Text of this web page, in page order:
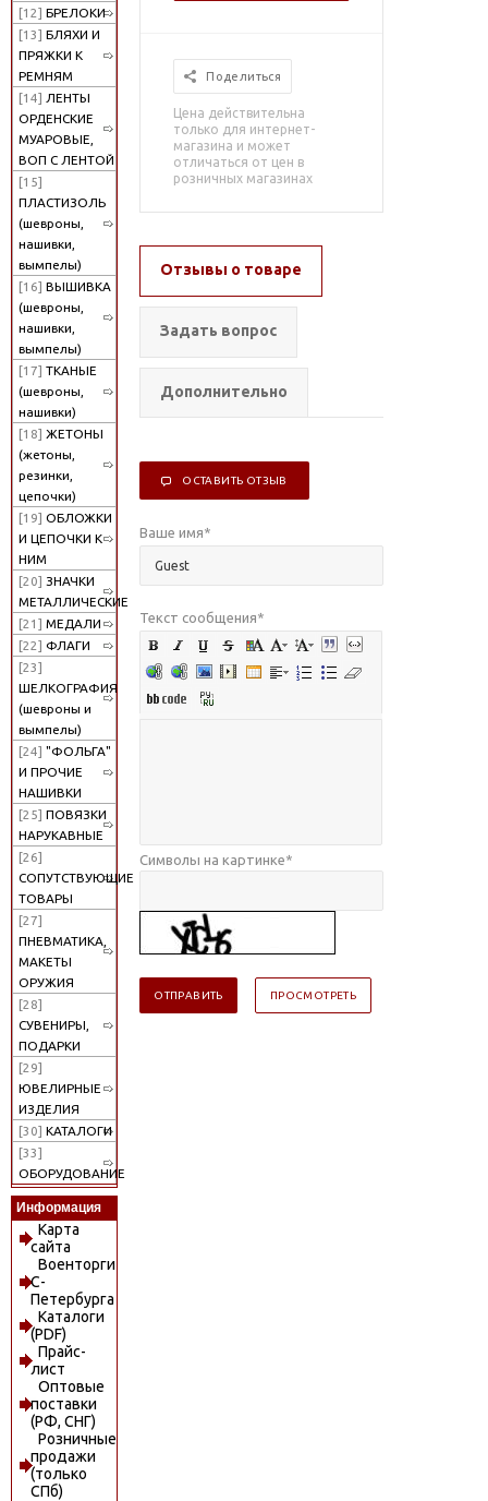
[12] БРЕЛОКИ
[13] БЛЯХИ И
ПРЯЖКИ К
РЕМНЯМ
[14] ЛЕНТЫ
ОРДЕНСКИЕ
МУАРОВЫЕ,
ВОП С ЛЕНТОЙ
[15]
ПЛАСТИЗОЛЬ
(шевроны,
нашивки,
вымпелы)
[16] ВЫШИВКА
(шевроны,
нашивки,
вымпелы)
[17] ТКАНЫЕ
(шевроны,
нашивки)
[18] ЖЕТОНЫ
(жетоны,
резинки,
цепочки)
[19] ОБЛОЖКИ
И ЦЕПОЧКИ К
НИМ
[20] ЗНАЧКИ
МЕТАЛЛИЧЕСКИЕ
[21] МЕДАЛИ
[22] ФЛАГИ
[23]
ШЕЛКОГРАФИЯ
(шевроны и
вымпелы)
[24] "ФОЛЬГА"
И ПРОЧИЕ
НАШИВКИ
[25] ПОВЯЗКИ
НАРУКАВНЫЕ
[26]
СОПУТСТВУЮЩИЕ
ТОВАРЫ
[27]
ПНЕВМАТИКА,
МАКЕТЫ
ОРУЖИЯ
[28]
СУВЕНИРЫ,
ПОДАРКИ
[29]
ЮВЕЛИРНЫЕ
ИЗДЕЛИЯ
[30] КАТАЛОГИ
[33]
ОБОРУДОВАНИЕ
Информация
Карта
сайта
Военторги
С-
Петербурга
Каталоги
(PDF)
Прайс-
лист
Оптовые
поставки
(РФ, СНГ)
Розничные
продажи
(только
СПб)
Поделиться
Цена действительна
только для интернет-
магазина и может
отличаться от цен в
розничных магазинах
Отзывы о товаре
Задать вопрос
Дополнительно
ОСТАВИТЬ ОТЗЫВ
Ваше имя*
Текст сообщения*
Символы на картинке*